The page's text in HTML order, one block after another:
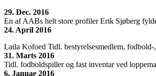
29. Dec. 2016
En af AABs helt store profiler Erik Sjøberg
24. April 2016
Laila Kofoed Tidl. bestyrelsesmedlem,
31. Marts 2016
Tidl. fodboldspiller og fast inventar ved
6. Januae 2016